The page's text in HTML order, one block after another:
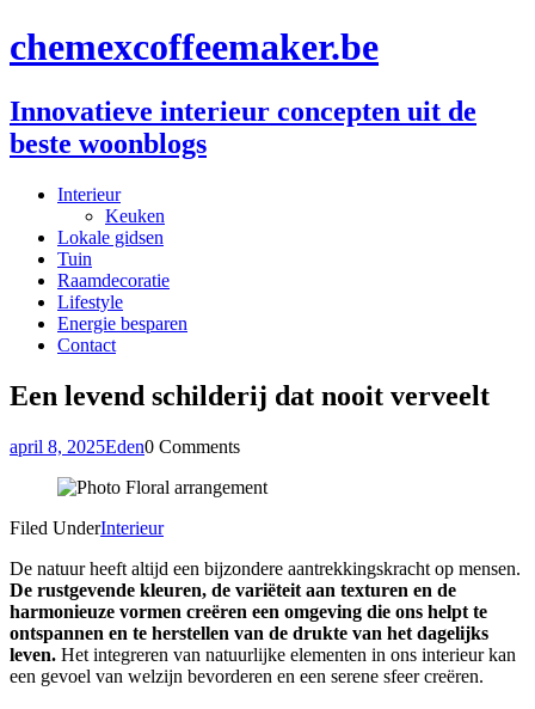
chemexcoffeemaker.be
Innovatieve interieur concepten uit de
beste woonblogs
Interieur
Keuken
Lokale gidsen
Tuin
Raamdecoratie
Lifestyle
Energie besparen
Contact
Een levend schilderij dat nooit verveelt
april 8, 2025Eden0 Comments
Filed UnderInterieur
De natuur heeft altijd een bijzondere aantrekkingskracht op mensen.
De rustgevende kleuren, de variëteit aan texturen en de
harmonieuze vormen creëren een omgeving die ons helpt te
ontspannen en te herstellen van de drukte van het dagelijks
leven. Het integreren van natuurlijke elementen in ons interieur kan
een gevoel van welzijn bevorderen en een serene sfeer creëren.